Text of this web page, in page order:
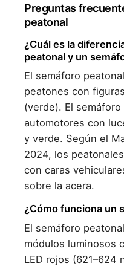
Preguntas
peatonal
¿Cuál es la
peatonal y un
El semáforo
peatones con
(verde). El
automotores con
y verde. Según el
2024, los
con caras
sobre la acera.
¿Cómo funciona un
El semáforo
módulos luminosos
LED rojos (621–624